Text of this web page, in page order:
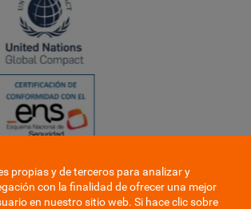
❮
❯
propias y de terceros para analizar y
con la finalidad de ofrecer una mejor
en nuestro sitio web. Si hace clic sobre